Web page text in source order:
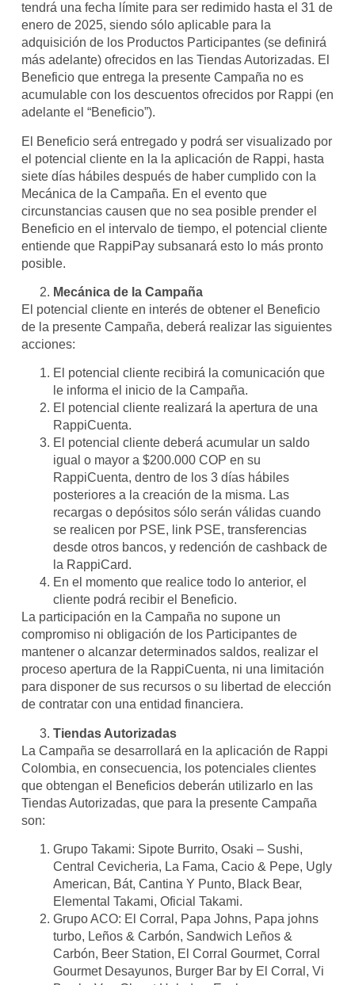
tendrá una fecha límite para ser redimido hasta el 31 de
enero de 2025, siendo sólo aplicable para la
adquisición de los Productos Participantes (se definirá
más adelante) ofrecidos en las Tiendas Autorizadas. El
Beneficio que entrega la presente Campaña no es
acumulable con los descuentos ofrecidos por Rappi (en
adelante el “Beneficio”).
El Beneficio será entregado y podrá ser visualizado por
el potencial cliente en la la aplicación de Rappi, hasta
siete días hábiles después de haber cumplido con la
Mecánica de la Campaña. En el evento que
circunstancias causen que no sea posible prender el
Beneficio en el intervalo de tiempo, el potencial cliente
entiende que RappiPay subsanará esto lo más pronto
posible.
Mecánica de la Campaña
El potencial cliente en interés de obtener el Beneficio
de la presente Campaña, deberá realizar las siguientes
acciones:
El potencial cliente recibirá la comunicación que
le informa el inicio de la Campaña.
El potencial cliente realizará la apertura de una
RappiCuenta.
El potencial cliente deberá acumular un saldo
igual o mayor a $200.000 COP en su
RappiCuenta, dentro de los 3 días hábiles
posteriores a la creación de la misma. Las
recargas o depósitos sólo serán válidas cuando
se realicen por PSE, link PSE, transferencias
desde otros bancos, y redención de cashback de
la RappiCard.
En el momento que realice todo lo anterior, el
cliente podrá recibir el Beneficio.
La participación en la Campaña no supone un
compromiso ni obligación de los Participantes de
mantener o alcanzar determinados saldos, realizar el
proceso apertura de la RappiCuenta, ni una limitación
para disponer de sus recursos o su libertad de elección
de contratar con una entidad financiera.
Tiendas Autorizadas
La Campaña se desarrollará en la aplicación de Rappi
Colombia, en consecuencia, los potenciales clientes
que obtengan el Beneficios deberán utilizarlo en las
Tiendas Autorizadas, que para la presente Campaña
son:
Grupo Takami: Sipote Burrito, Osaki – Sushi,
Central Cevicheria, La Fama, Cacio & Pepe, Ugly
American, Bát, Cantina Y Punto, Black Bear,
Elemental Takami, Oficial Takami.
Grupo ACO: El Corral, Papa Johns, Papa johns
turbo, Leños & Carbón, Sandwich Leños &
Carbón, Beer Station, El Corral Gourmet, Corral
Gourmet Desayunos, Burger Bar by El Corral, Vi